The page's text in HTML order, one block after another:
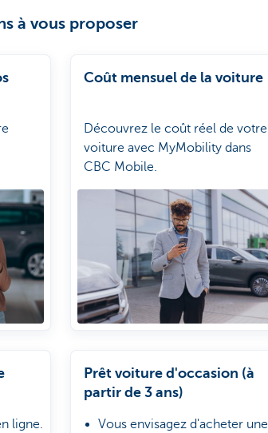
à vous proposer
Coût mensuel de la voiture
Découvrez le coût réel de votre
voiture avec MyMobility dans
CBC Mobile.
ligne.
Prêt voiture d'occasion (à
partir de 3 ans)
Vous envisagez d'acheter une